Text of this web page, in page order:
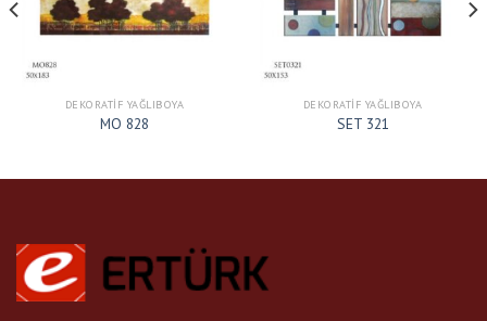
DEKORATIF YAĞLIBOYA
MO 828
DEKORATIF YAĞLIBOYA
SET 321